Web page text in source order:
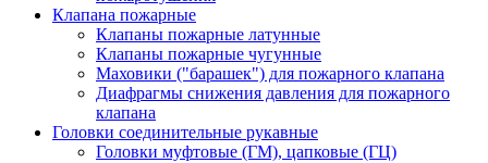
Клапана пожарные
Клапаны пожарные латунные
Клапаны пожарные чугунные
Маховики ("барашек") для пожарного клапана
Диафрагмы снижения давления для пожарного
клапана
Головки соединительные рукавные
Головки муфтовые (ГМ), цапковые (ГЦ)